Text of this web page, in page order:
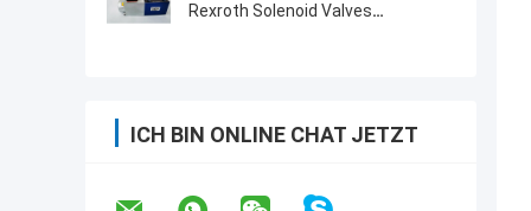
Rexroth Solenoid Valves
ICH BIN ONLINE CHAT JETZT